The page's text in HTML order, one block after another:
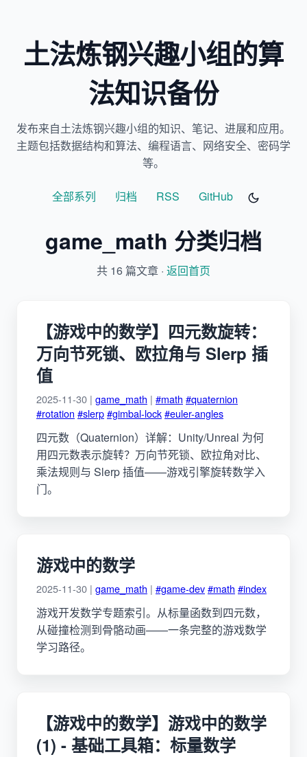
土法炼钢兴趣小组的算
法知识备份
发布来自土法炼钢兴趣小组的知识、笔记、进展和应用。
主题包括数据结构和算法、编程语言、网络安全、密码学
等。
全部系列 归档 RSS GitHub
game_math 分类归档
共 16 篇文章 · 返回首页
【游戏中的数学】四元数旋转：
万向节死锁、欧拉角与 Slerp 插
值
2025-11-30 | game_math | #math #quaternion
#rotation #slerp#gimbal-lock#euler-angles
四元数（Quaternion）详解：Unity/Unreal 为何
用四元数表示旋转？万向节死锁、欧拉角对比、
乘法规则与 Slerp 插值——游戏引擎旋转数学入
门。
游戏中的数学
2025-11-30 | game_math | #game-dev#math #index
游戏开发数学专题索引。从标量函数到四元数，
从碰撞检测到骨骼动画——一条完整的游戏数学
学习路径。
【游戏中的数学】游戏中的数学
(1) - 基础工具箱：标量数学